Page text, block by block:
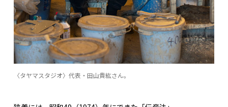
〈タヤマスタジオ〉代表・田山貴紘さん。